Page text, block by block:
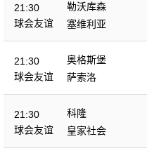
21:30
球会友谊
勒沃库森
塞维利亚
21:30
球会友谊
奥格斯堡
萨索洛
21:30
球会友谊
科隆
皇家社会